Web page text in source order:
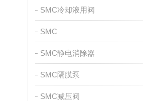
SMC冷却液用阀
SMC
SMC静电消除器
SMC隔膜泵
SMC减压阀